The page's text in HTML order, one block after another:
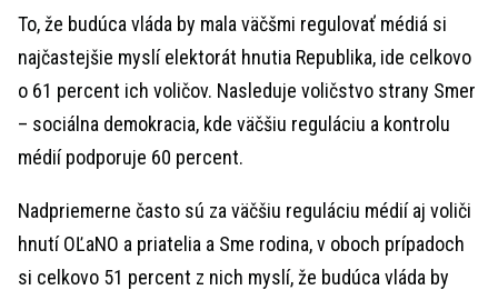
To, že budúca vláda by mala väčšmi regulovať médiá si
najčastejšie myslí elektorát hnutia Republika, ide celkovo
o 61 percent ich voličov. Nasleduje voličstvo strany Smer
– sociálna demokracia, kde väčšiu reguláciu a kontrolu
médií podporuje 60 percent.
Nadpriemerne často sú za väčšiu reguláciu médií aj voliči
hnutí OĽaNO a priatelia a Sme rodina, v oboch prípadoch
si celkovo 51 percent z nich myslí, že budúca vláda by